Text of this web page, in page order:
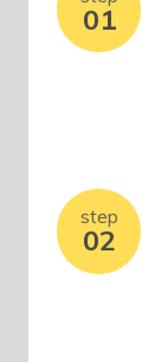
01
step
02